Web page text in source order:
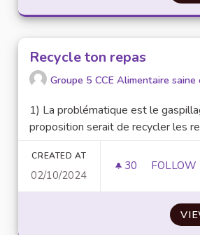
Recycle ton repas
Groupe 5 CCE Alimentaire
1) La problématique est le
proposition serait de recycler les
CREATED AT
02/10/2024
30 30
FOLLOW